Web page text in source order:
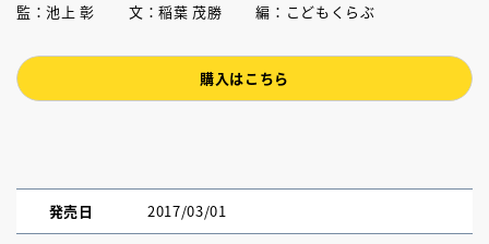
監：池上 彰 文：稲葉 茂勝 編：こどもくらぶ
購入はこちら
発売日 2017/03/01